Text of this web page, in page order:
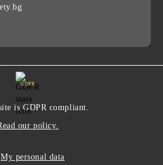
GDPR
is GDPR compliant.
our policy.
My personal data